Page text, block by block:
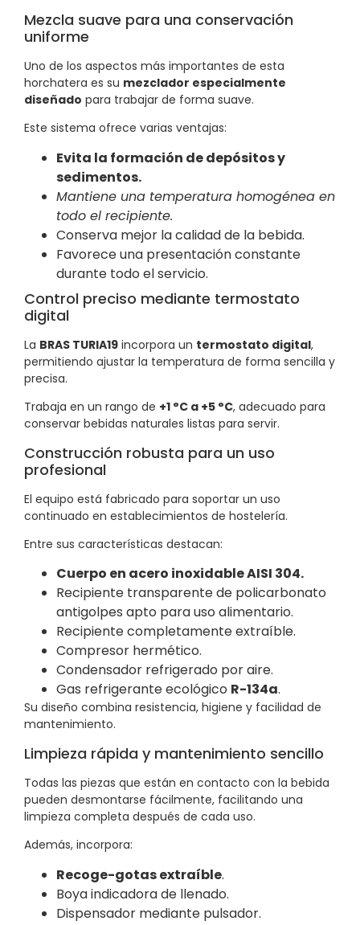
Mezcla suave para una conservación
uniforme
Uno de los aspectos más importantes de esta
horchatera es su mezclador especialmente
diseñado para trabajar de forma suave.
Este sistema ofrece varias ventajas:
Evita la formación de depósitos y
sedimentos.
Mantiene una temperatura homogénea en
todo el recipiente.
Conserva mejor la calidad de la bebida.
Favorece una presentación constante
durante todo el servicio.
Control preciso mediante termostato
digital
La BRAS TURIA19 incorpora un termostato digital,
permitiendo ajustar la temperatura de forma sencilla y
precisa.
Trabaja en un rango de +1 °C a +5 °C, adecuado para
conservar bebidas naturales listas para servir.
Construcción robusta para un uso
profesional
El equipo está fabricado para soportar un uso
continuado en establecimientos de hostelería.
Entre sus características destacan:
Cuerpo en acero inoxidable AISI 304.
Recipiente transparente de policarbonato
antigolpes apto para uso alimentario.
Recipiente completamente extraíble.
Compresor hermético.
Condensador refrigerado por aire.
Gas refrigerante ecológico R-134a.
Su diseño combina resistencia, higiene y facilidad de
mantenimiento.
Limpieza rápida y mantenimiento sencillo
Todas las piezas que están en contacto con la bebida
pueden desmontarse fácilmente, facilitando una
limpieza completa después de cada uso.
Además, incorpora:
Recoge-gotas extraíble.
Boya indicadora de llenado.
Dispensador mediante pulsador.